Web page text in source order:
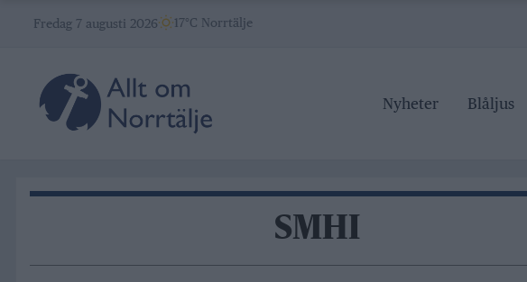
Fredag 7 augusti 2026 17°C Norrtälje
Nyheter Blåljus
SMHI